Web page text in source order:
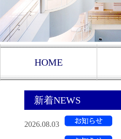
HOME
新着NEWS
2026.08.03